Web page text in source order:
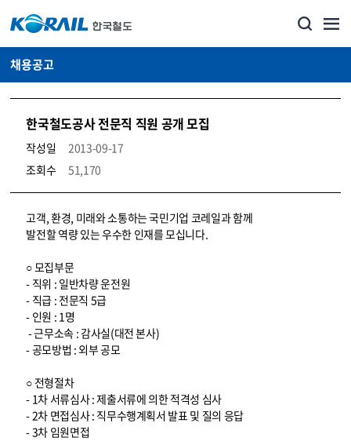
채용공고
한국철도공사 전문직 직원 공개 모집
작성일
2013-09-17
조회수
51,170
코레일소개_경영공시_채용공고 상세보기 – 내용, 파일, 담당자 연락처로 구성
고객, 환경, 미래와 소통하는 국민기업 코레일과 함께
발전할 역량 있는 우수한 인재를 모십니다.
○ 모집부문
- 직위 : 일반차량 운전원
- 직급 : 전문직 5급
- 인원 : 1명
- 근무소속 : 감사실(대전 본사)
- 공모방법 : 외부 공모
○ 전형절차
- 1차 서류심사 : 제출서류에 의한 적격성 심사
- 2차 면접심사 : 직무수행계획서 발표 및 질의 응답
- 3차 임원면접